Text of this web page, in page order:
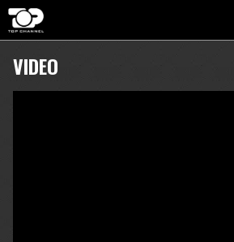
VIDEO